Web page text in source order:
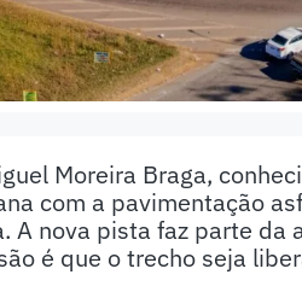
Moreira Braga,
com a pavimentação
A nova pista faz parte da
é que o trecho seja